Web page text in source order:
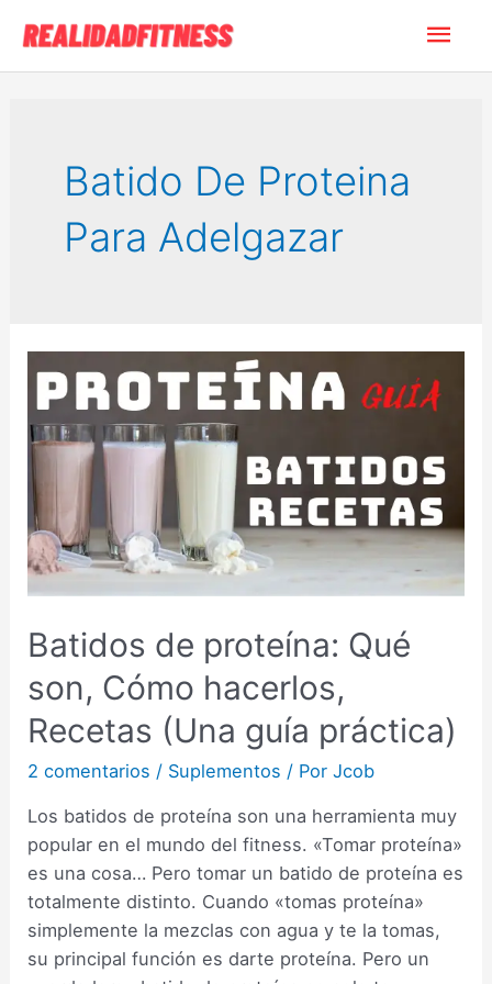
contenido
Batido De Proteina
Para Adelgazar
Batidos de proteína: Qué
son, Cómo hacerlos,
Recetas (Una guía práctica)
2 comentarios / Suplementos / PorJcob
Los batidos de proteína son una herramienta muy
popular en el mundo del fitness. «Tomar proteína»
es una cosa… Pero tomar un batido de proteína es
totalmente distinto. Cuando «tomas proteína»
simplemente la mezclas con agua y te la tomas,
su principal función es darte proteína. Pero un